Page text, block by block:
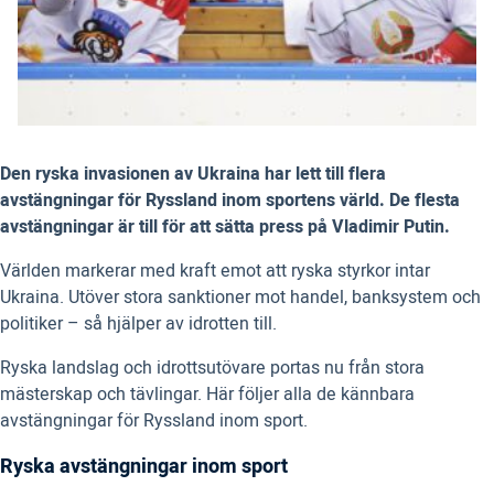
Den ryska invasionen av Ukraina har lett till flera
avstängningar för Ryssland inom sportens värld. De flesta
avstängningar är till för att sätta press på Vladimir Putin.
Världen markerar med kraft emot att ryska styrkor intar
Ukraina. Utöver stora sanktioner mot handel, banksystem och
politiker – så hjälper av idrotten till.
Ryska landslag och idrottsutövare portas nu från stora
mästerskap och tävlingar. Här följer alla de kännbara
avstängningar för Ryssland inom sport.
Ryska avstängningar inom sport